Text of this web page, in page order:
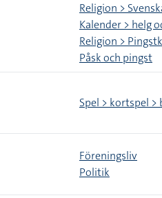
Religion >
Kalender > helg
Religion >
Påsk och pingst
Spel > kortspel >
Föreningsliv
Politik